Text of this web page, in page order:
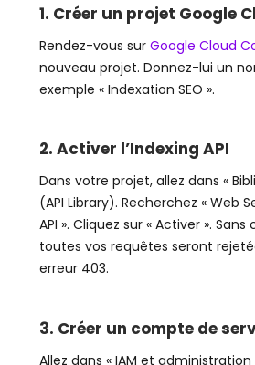
1. Créer un projet Google
Rendez-vous sur Google Cloud
nouveau projet. Donnez-lui un
exemple « Indexation SEO ».
2. Activer l’Indexing API
Dans votre projet, allez dans «
(API Library). Recherchez « Web
API ». Cliquez sur « Activer ».
toutes vos requêtes seront
erreur 403.
3. Créer un compte de
Allez dans « IAM et